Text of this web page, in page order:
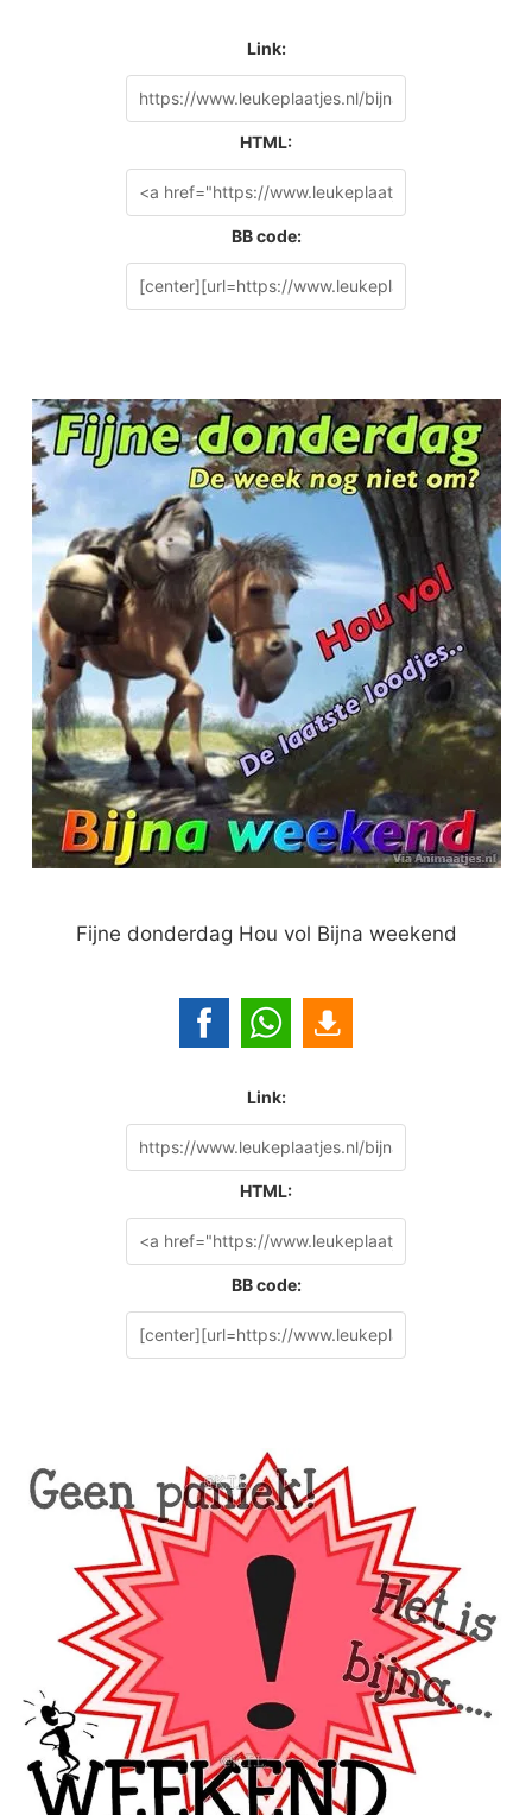
Link:
HTML:
BB code:
Fijne donderdag Hou vol Bijna weekend
Link:
HTML:
BB code: